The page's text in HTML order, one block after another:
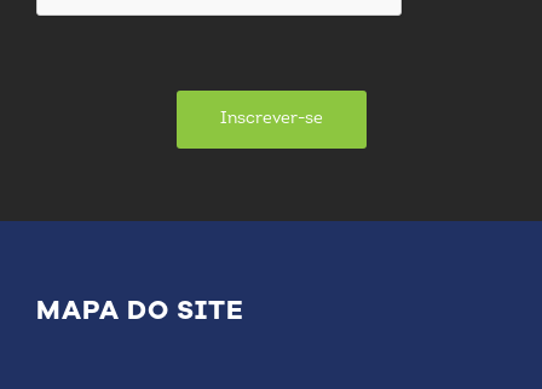
Inscrever-se
MAPA DO SITE